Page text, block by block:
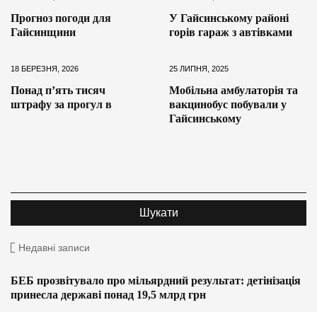
Прогноз погоди для
Гайсинщини
У Гайсинському районі
горів гараж з автівками
18 БЕРЕЗНЯ, 2026
Понад пʼять тисяч
штрафу за прогул в
25 ЛИПНЯ, 2025
Мобільна амбулаторія та
вакцинобус побували у
Гайсинському
Недавні записи
БЕБ прозвітувало про мільярдний результат: детінізація
принесла державі понад 19,5 млрд грн